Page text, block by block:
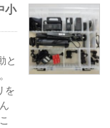
小
と
を